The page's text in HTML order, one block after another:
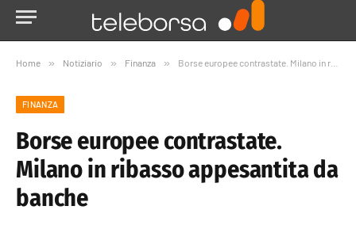
Home » Notiziario » Finanza » Borse europee contrastate. Milano in ribasso appesantita da banche
FINANZA
Borse europee contrastate.
Milano in ribasso appesantita da
banche